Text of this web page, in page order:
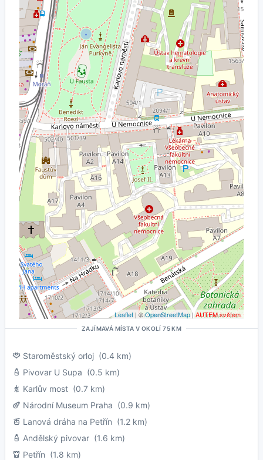
Leaflet | ©OpenStreetMap|AUTEM světem
ZAJÍMAVÁ MÍSTA V OKOLÍ 75 KM
Staroměstský orloj (0.4 km)
Pivovar U Supa (0.5 km)
Karlův most (0.7 km)
Národní Museum Praha (0.9 km)
Lanová dráha na Petřín (1.2 km)
Andělský pivovar (1.6 km)
Petřín (1.8 km)